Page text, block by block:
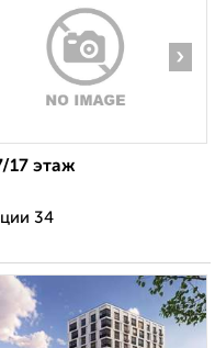
›
17 этаж
34